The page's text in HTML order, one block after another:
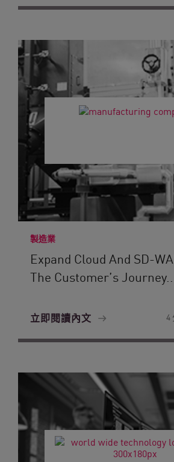
製造業
Expand Cloud And SD-
The Customer’s
立即閱讀內文 4